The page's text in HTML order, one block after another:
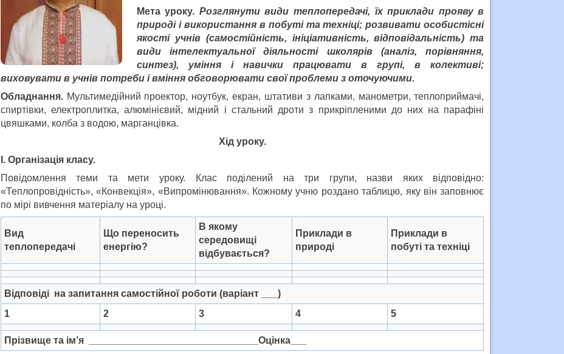
Мета уроку. Розглянути види теплопередачі, їх приклади прояву в
природі і використання в побуті та техніці; розвивати особистісні
якості учнів (самостійність, ініціативність, відповідальність) та
види інтелектуальної діяльності школярів (аналіз, порівняння,
синтез), уміння і навички працювати в групі, в колективі;
виховувати в учнів потреби і вміння обговорювати свої проблеми з оточуючими.
Обладнання. Мультимедійний проектор, ноутбук, екран, штативи з лапками, манометри, теплоприймачі,
спиртівки, електроплитка, алюмінієвий, мідний і стальний дроти з прикріпленими до них на парафіні
цвяшками, колба з водою, марганцівка.
Хід уроку.
І. Організація класу.
Повідомлення теми та мети уроку. Клас поділений на три групи, назви яких відповідно:
«Теплопровідність», «Конвекція», «Випромінювання». Кожному учню роздано таблицю, яку він заповнює
по мірі вивчення матеріалу на уроці.
Вид
теплопередачі
Що переносить
енергію?
В якому
середовищі
відбувається?
Приклади в
природі
Приклади в
побуті та техніці
Відповідіна запитання самостійної роботи (варіант ___)
1
2 3 4 5
Прізвищета ім’я _______________________________Оцінка___